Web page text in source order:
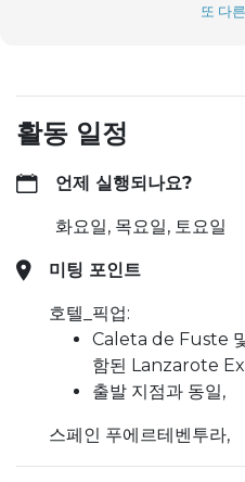
또 다
활동 일정
언제 실행되나요?
화요일, 목요일, 토요일
미팅 포인트
호텔_픽업:
Caleta de Fuste
함된 Lanzarote
출발 지점과 동일,
스페인 푸에르테벤투라,